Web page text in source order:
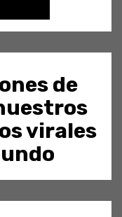
de
virales